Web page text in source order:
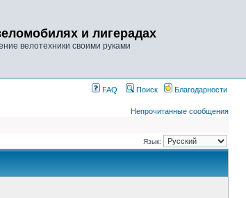
и лигерадах
велотехники своими руками
FAQ Поиск Благодарности
Непрочитанные сообщения
Язык: